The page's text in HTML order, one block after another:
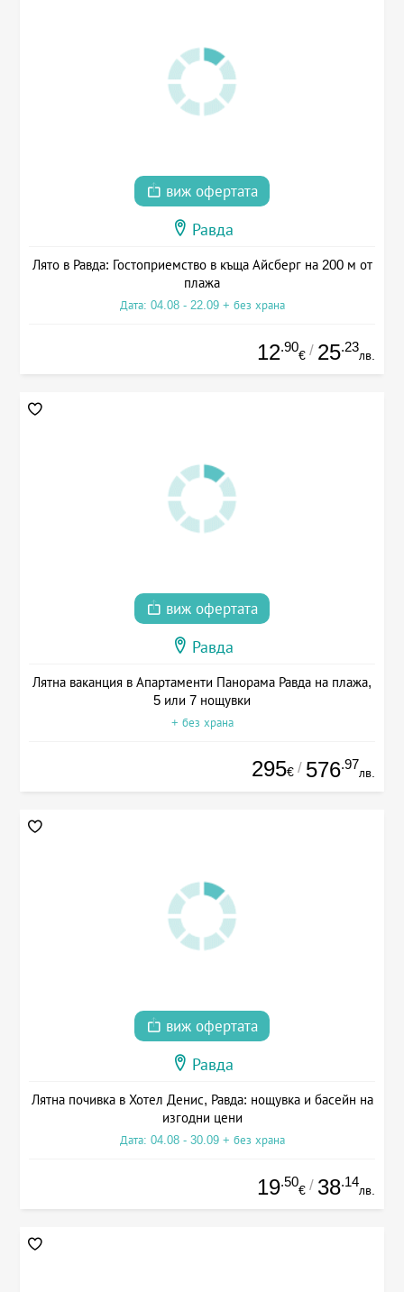
виж офертата
Равда
Лято в Равда: Гостоприемство в къща Айсберг на 200 м от
плажа
Дата: 04.08 - 22.09 + без храна
12.90
€ / 25.23
лв.
виж офертата
Равда
Лятна ваканция в Апартаменти Панорама Равда на плажа,
5 или 7 нощувки
+ без храна
295€ / 576.97
лв.
виж офертата
Равда
Лятна почивка в Хотел Денис, Равда: нощувка и басейн на
изгодни цени
Дата: 04.08 - 30.09 + без храна
19.50
€ / 38.14
лв.